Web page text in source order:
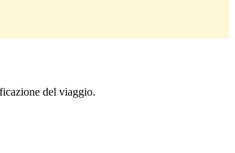
del viaggio.